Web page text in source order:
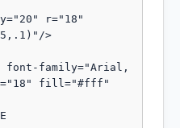
>
fill="#fff"